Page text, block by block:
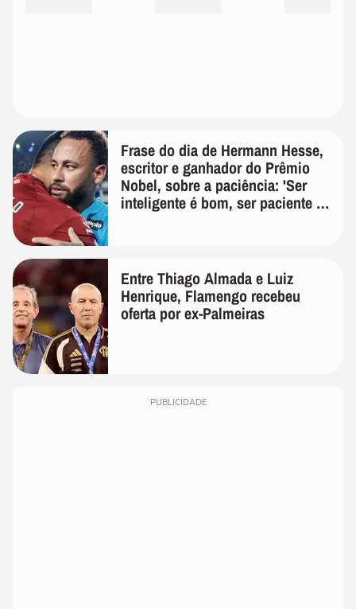
Frase do dia de Hermann Hesse,
escritor e ganhador do Prêmio
Nobel, sobre a paciência: 'Ser
inteligente é bom, ser paciente é
Entre Thiago Almada e Luiz
Henrique, Flamengo recebeu
oferta por ex-Palmeiras
PUBLICIDADE